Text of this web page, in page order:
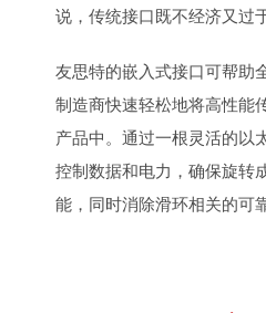
说，传统接口既不经济又过
友思特的嵌入式接口可帮助
制造商快速轻松地将高性能
产品中。通过一根灵活的以
控制数据和电力，确保旋转
能，同时消除滑环相关的可